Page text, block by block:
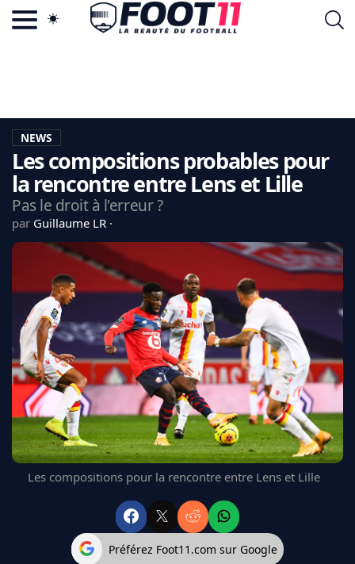
LA CHARTE
VIE PRIVÉE
CGU
CONTACTEZ-NOUS
MERCATO
CDM 2026
EDF
PSG
LIGUE 1
REAL MADRID
FC BARCELONE
MANCHESTER UNITED
CHELSEA
ARSENAL
BAYERN
L'AVIS DE LA RÉDAC'
NEWS
Les compositions probables pour
la rencontre entre Lens et Lille
Pas le droit à l'erreur ?
par Guillaume LR
Les compositions pour la rencontre entre Lens et Lille
Préférez Foot11.com sur Google